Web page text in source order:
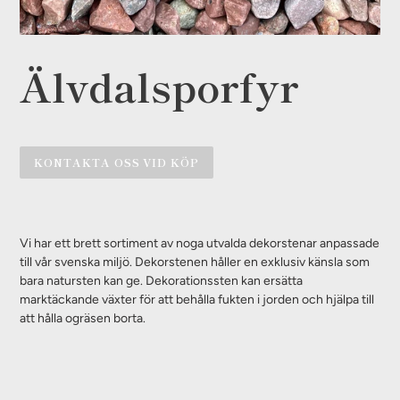
Älvdalsporfyr
KONTAKTA OSS VID KÖP
produkten
i
din
varukorg
Vi har ett brett sortiment av noga utvalda dekorstenar anpassade
till vår svenska miljö. Dekorstenen håller en exklusiv känsla som
bara natursten kan ge. Dekorationssten kan ersätta
marktäckande växter för att behålla fukten i jorden och hjälpa till
att hålla ogräsen borta.